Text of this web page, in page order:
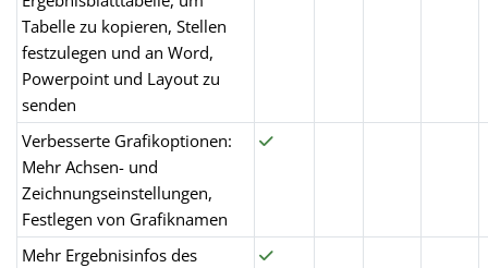
Tabelle zu kopieren, Stellen
festzulegen und an Word,
Powerpoint und Layout zu
senden
Verbesserte Grafikoptionen:
Mehr Achsen- und
Zeichnungseinstellungen,
Festlegen von Grafiknamen
Mehr Ergebnisinfos des